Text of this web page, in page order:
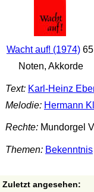
Wacht auf! (1974)65
Noten, Akkorde
Text: Karl-Heinz
Melodie: Hermann
Rechte:Mundorgel
Themen: Bekenntnis
Zuletzt angesehen: